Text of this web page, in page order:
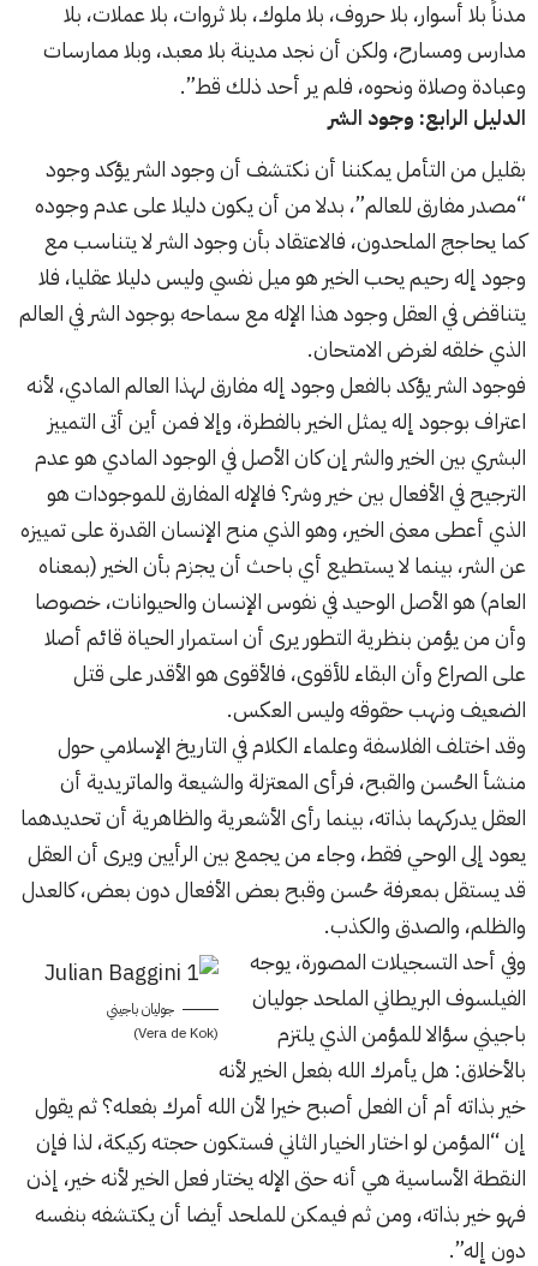
مدناً بلا أسوار، بلا حروف، بلا ملوك، بلا ثروات، بلا عملات، بلا
مدارس ومسارح، ولكن أن نجد مدينة بلا معبد، وبلا ممارسات
وعبادة وصلاة ونحوه، فلم ير أحد ذلك قط”.
الدليل الرابع: وجود الشر
بقليل من التأمل يمكننا أن نكتشف أن وجود الشر يؤكد وجود
“مصدر مفارق للعالم”، بدلا من أن يكون دليلا على عدم وجوده
كما يحاجج الملحدون، فالاعتقاد بأن وجود الشر لا يتناسب مع
وجود إله رحيم يحب الخير هو ميل نفسي وليس دليلا عقليا، فلا
يتناقض في العقل وجود هذا الإله مع سماحه بوجود الشر في العالم
الذي خلقه لغرض الامتحان.
فوجود الشر يؤكد بالفعل وجود إله مفارق لهذا العالم المادي، لأنه
اعتراف بوجود إله يمثل الخير بالفطرة، وإلا فمن أين أتى التمييز
البشري بين الخير والشر إن كان الأصل في الوجود المادي هو عدم
الترجيح في الأفعال بين خير وشر؟ فالإله المفارق للموجودات هو
الذي أعطى معنى الخير، وهو الذي منح الإنسان القدرة على تمييزه
عن الشر، بينما لا يستطيع أي باحث أن يجزم بأن الخير (بمعناه
العام) هو الأصل الوحيد في نفوس الإنسان والحيوانات، خصوصا
وأن من يؤمن بنظرية التطور يرى أن استمرار الحياة قائم أصلا
على الصراع وأن البقاء للأقوى، فالأقوى هو الأقدر على قتل
الضعيف ونهب حقوقه وليس العكس.
وقد اختلف الفلاسفة وعلماء الكلام في التاريخ الإسلامي حول
منشأ الحُسن والقبح، فرأى المعتزلة والشيعة والماتريدية أن
العقل يدركهما بذاته، بينما رأى الأشعرية والظاهرية أن تحديدهما
يعود إلى الوحي فقط، وجاء من يجمع بين الرأيين ويرى أن العقل
قد يستقل بمعرفة حُسن وقبح بعض الأفعال دون بعض، كالعدل
والظلم، والصدق والكذب.
جوليان باجيني
(Vera de Kok)
وفيأحد التسجيلات المصورة، يوجه
الفيلسوف البريطاني الملحد جوليان
باجيني سؤالا للمؤمن الذي يلتزم
بالأخلاق: هل يأمرك الله بفعل الخير لأنه
خير بذاته أم أن الفعل أصبح خيرا لأن الله أمرك بفعله؟ ثم يقول
إن “المؤمن لو اختار الخيار الثاني فستكون حجته ركيكة، لذا فإن
النقطة الأساسية هي أنه حتى الإله يختار فعل الخير لأنه خير، إذن
فهو خير بذاته، ومن ثم فيمكن للملحد أيضا أن يكتشفه بنفسه
دون إله”.